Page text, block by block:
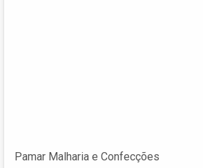
Pamar Malharia e Confecções